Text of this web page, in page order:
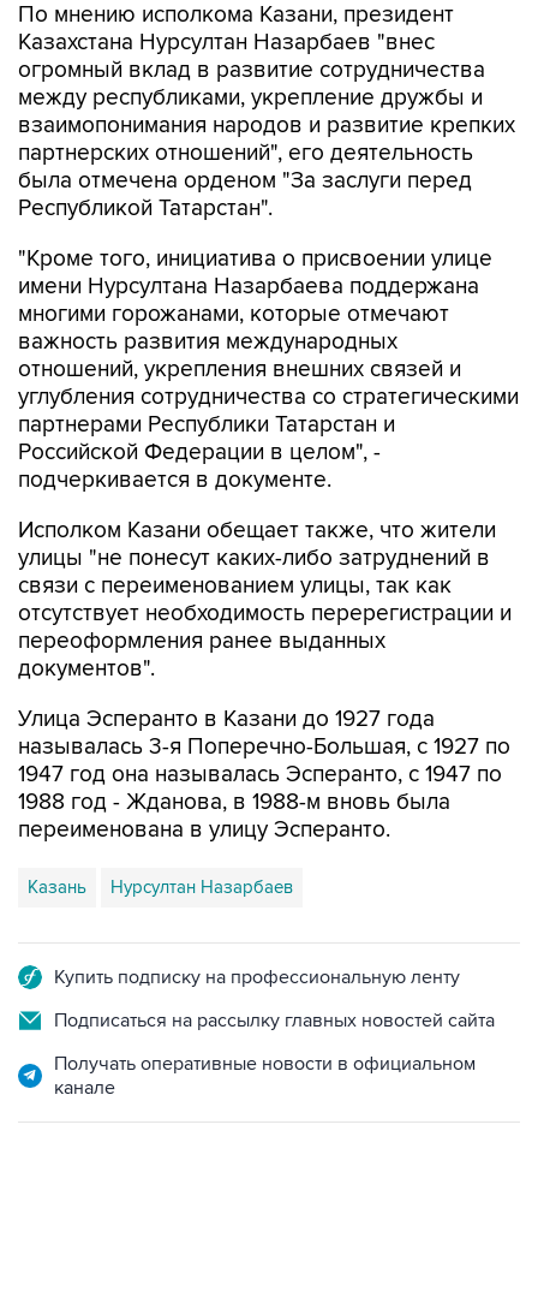
По мнению исполкома Казани, президент
Казахстана Нурсултан Назарбаев "внес
огромный вклад в развитие сотрудничества
между республиками, укрепление дружбы и
взаимопонимания народов и развитие крепких
партнерских отношений", его деятельность
была отмечена орденом "За заслуги перед
Республикой Татарстан".
"Кроме того, инициатива о присвоении улице
имени Нурсултана Назарбаева поддержана
многими горожанами, которые отмечают
важность развития международных
отношений, укрепления внешних связей и
углубления сотрудничества со стратегическими
партнерами Республики Татарстан и
Российской Федерации в целом", -
подчеркивается в документе.
Исполком Казани обещает также, что жители
улицы "не понесут каких-либо затруднений в
связи с переименованием улицы, так как
отсутствует необходимость перерегистрации и
переоформления ранее выданных
документов".
Улица Эсперанто в Казани до 1927 года
называлась 3-я Поперечно-Большая, с 1927 по
1947 год она называлась Эсперанто, с 1947 по
1988 год - Жданова, в 1988-м вновь была
переименована в улицу Эсперанто.
Казань Нурсултан Назарбаев
Купить подписку на профессиональную ленту
Подписаться на рассылку главных новостей сайта
Получать оперативные новости в официальном
канале